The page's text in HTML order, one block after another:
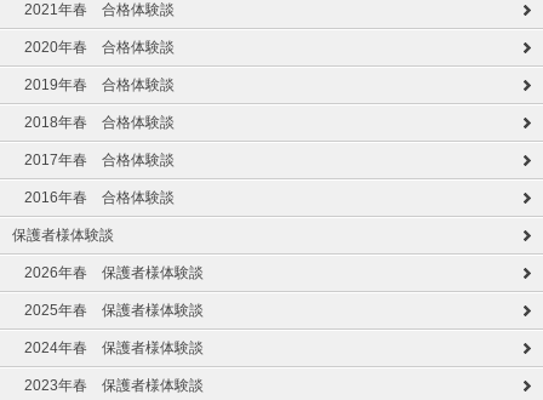
2021年春 合格体験談
2020年春 合格体験談
2019年春 合格体験談
2018年春 合格体験談
2017年春 合格体験談
2016年春 合格体験談
保護者様体験談
2026年春 保護者様体験談
2025年春 保護者様体験談
2024年春 保護者様体験談
2023年春 保護者様体験談